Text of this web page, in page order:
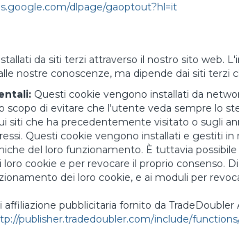
dlpage/gaoptout?hl=it
da siti terzi attraverso il nostro sito web.
nostre conoscenze, ma dipende dai siti terzi
Questi cookie vengono installati da
scopo di evitare che l'utente veda sempre lo
siti che ha precedentemente visitato o sugli
Questi cookie vengono installati e gestiti
del loro funzionamento. È tuttavia
cookie e per revocare il proprio consenso.
dei loro cookie, e ai moduli per
affiliazione pubblicitaria fornito da
publisher.tradedoubler.com/include/